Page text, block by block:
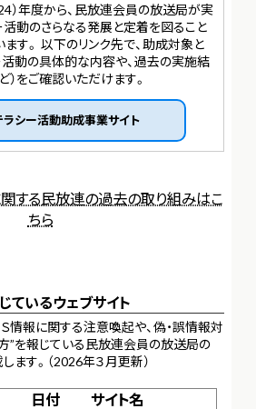
）年度から、民放連会員の放送局が実
活動のさらなる発展と定着を図ること
す。 以下のリンク先で、助成対象と
活動の具体的な内容や、過去の実施結
をご確認いただけます。
ラシー活動助成事業サイト
する民放連の過去の取り組みはこ
ちら
ているウェブサイト
情報に関する注意喚起や、偽・誤情報対
”を報じている民放連会員の放送局の
ます。（2026年３月更新）
日付 サイト名